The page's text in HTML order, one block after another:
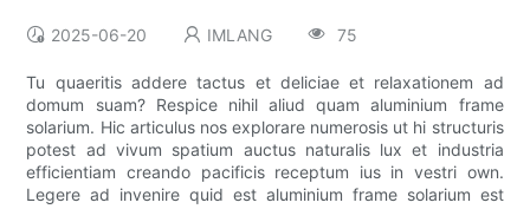
2025-06-20 IMLANG 75
Tu quaeritis addere tactus et deliciae et relaxationem ad
domum suam? Respice nihil aliud quam aluminium frame
solarium. Hic articulus nos explorare numerosis ut hi structuris
potest ad vivum spatium auctus naturalis lux et industria
efficientiam creando pacificis receptum ius in vestri own.
Legere ad invenire quid est aluminium frame solarium est